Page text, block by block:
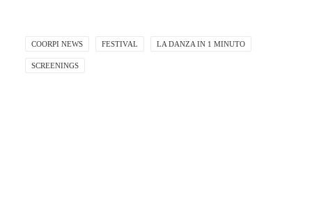
COORPI NEWS FESTIVAL LA DANZA IN 1 MINUTO
SCREENINGS